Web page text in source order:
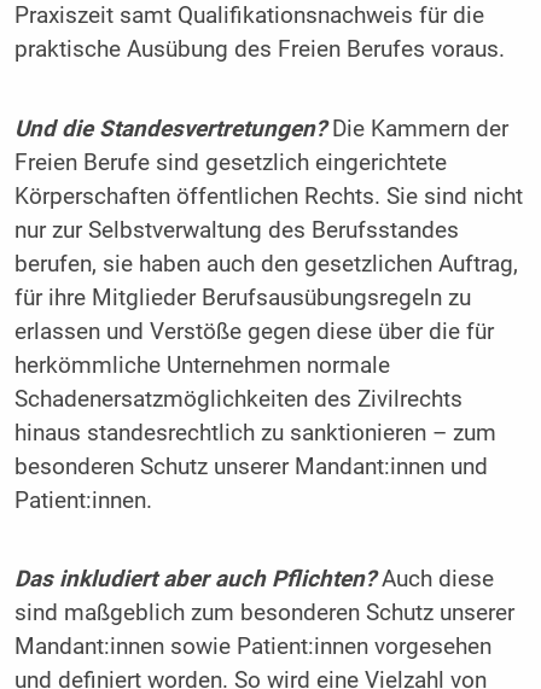
Praxiszeit samt Qualifikationsnachweis für die
praktische Ausübung des Freien Berufes voraus.
Und die Standesvertretungen?Die Kammern der
Freien Berufe sind gesetzlich eingerichtete
Körperschaften öffentlichen Rechts. Sie sind nicht
nur zur Selbstverwaltung des Berufsstandes
berufen, sie haben auch den gesetzlichen Auftrag,
für ihre Mitglieder Berufsausübungsregeln zu
erlassen und Verstöße gegen diese über die für
herkömmliche Unternehmen normale
Schadenersatzmöglichkeiten des Zivilrechts
hinaus standesrechtlich zu sanktionieren – zum
besonderen Schutz unserer Mandant:innen und
Patient:innen.
Das inkludiert aber auch Pflichten?Auch diese
sind maßgeblich zum besonderen Schutz unserer
Mandant:innen sowie Patient:innen vorgesehen
und definiert worden. So wird eine Vielzahl von